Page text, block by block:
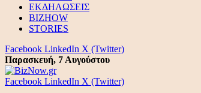
ΕΚΔΗΛΩΣΕΙΣ
BIZHOW
STORIES
Facebook LinkedIn X (Twitter)
Παρασκευή, 7 Αυγούστου
Facebook LinkedIn X (Twitter)